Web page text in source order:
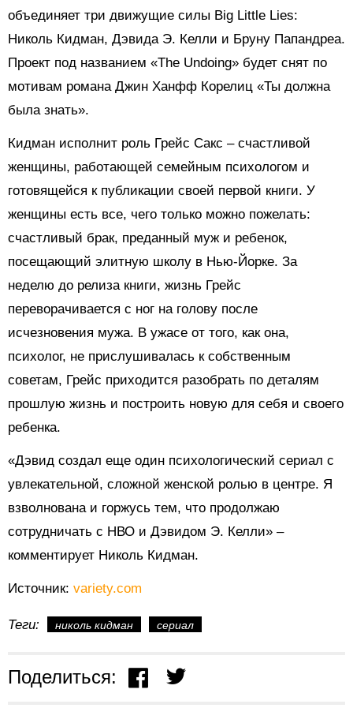
объединяет три движущие силы Big Little Lies:
Николь Кидман, Дэвида Э. Келли и Бруну Папандреа.
Проект под названием «The Undoing» будет снят по
мотивам романа Джин Ханфф Корелиц «Ты должна
была знать».
Кидман исполнит роль Грейс Сакс – счастливой
женщины, работающей семейным психологом и
готовящейся к публикации своей первой книги. У
женщины есть все, чего только можно пожелать:
счастливый брак, преданный муж и ребенок,
посещающий элитную школу в Нью-Йорке. За
неделю до релиза книги, жизнь Грейс
переворачивается с ног на голову после
исчезновения мужа. В ужасе от того, как она,
психолог, не прислушивалась к собственным
советам, Грейс приходится разобрать по деталям
прошлую жизнь и построить новую для себя и своего
ребенка.
«Дэвид создал еще один психологический сериал с
увлекательной, сложной женской ролью в центре. Я
взволнована и горжусь тем, что продолжаю
сотрудничать с НВО и Дэвидом Э. Келли» –
комментирует Николь Кидман.
Источник: variety.com
Теги: николь кидман сериал
Поделиться: